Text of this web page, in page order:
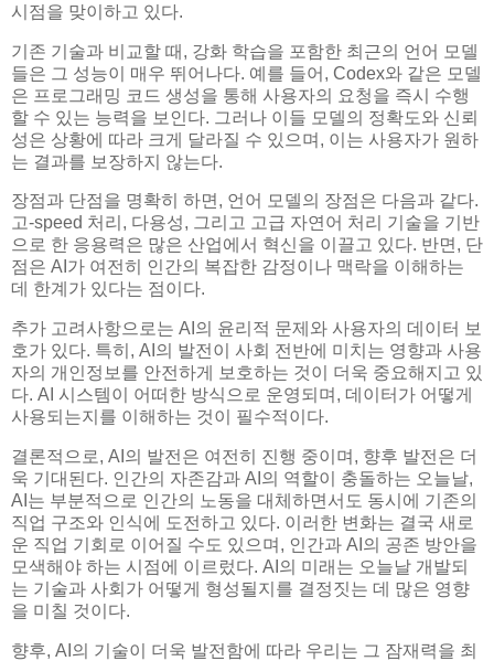
시점을 맞이하고 있다.
기존 기술과 비교할 때, 강화 학습을 포함한 최근의 언어 모델
들은 그 성능이 매우 뛰어나다. 예를 들어, Codex와 같은 모델
은 프로그래밍 코드 생성을 통해 사용자의 요청을 즉시 수행
할 수 있는 능력을 보인다. 그러나 이들 모델의 정확도와 신뢰
성은 상황에 따라 크게 달라질 수 있으며, 이는 사용자가 원하
는 결과를 보장하지 않는다.
장점과 단점을 명확히 하면, 언어 모델의 장점은 다음과 같다.
고-speed 처리, 다용성, 그리고 고급 자연어 처리 기술을 기반
으로 한 응용력은 많은 산업에서 혁신을 이끌고 있다. 반면, 단
점은 AI가 여전히 인간의 복잡한 감정이나 맥락을 이해하는
데 한계가 있다는 점이다.
추가 고려사항으로는 AI의 윤리적 문제와 사용자의 데이터 보
호가 있다. 특히, AI의 발전이 사회 전반에 미치는 영향과 사용
자의 개인정보를 안전하게 보호하는 것이 더욱 중요해지고 있
다. AI 시스템이 어떠한 방식으로 운영되며, 데이터가 어떻게
사용되는지를 이해하는 것이 필수적이다.
결론적으로, AI의 발전은 여전히 진행 중이며, 향후 발전은 더
욱 기대된다. 인간의 자존감과 AI의 역할이 충돌하는 오늘날,
AI는 부분적으로 인간의 노동을 대체하면서도 동시에 기존의
직업 구조와 인식에 도전하고 있다. 이러한 변화는 결국 새로
운 직업 기회로 이어질 수도 있으며, 인간과 AI의 공존 방안을
모색해야 하는 시점에 이르렀다. AI의 미래는 오늘날 개발되
는 기술과 사회가 어떻게 형성될지를 결정짓는 데 많은 영향
을 미칠 것이다.
향후, AI의 기술이 더욱 발전함에 따라 우리는 그 잠재력을 최